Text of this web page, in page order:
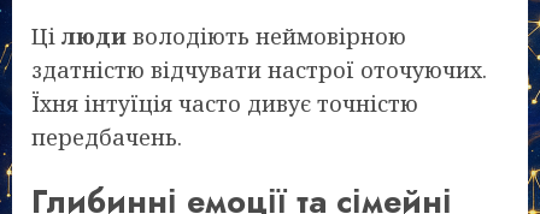
Ці люди володіють неймовірною
здатністю відчувати настрої оточуючих.
Їхня інтуїція часто дивує точністю
передбачень.
Глибинні емоції та сімейні